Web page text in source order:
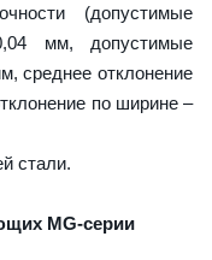
(допустимые
мм, допустимые
среднее отклонение
по ширине –
стали.
MG-серии